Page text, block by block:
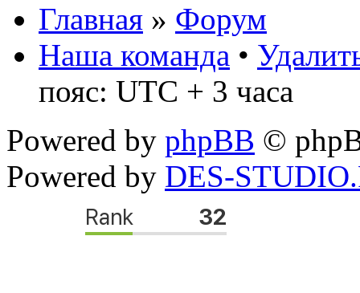
Главная » Форум
Наша команда •
пояс: UTC + 3 часа
Powered by phpBB ©
Powered by DES-